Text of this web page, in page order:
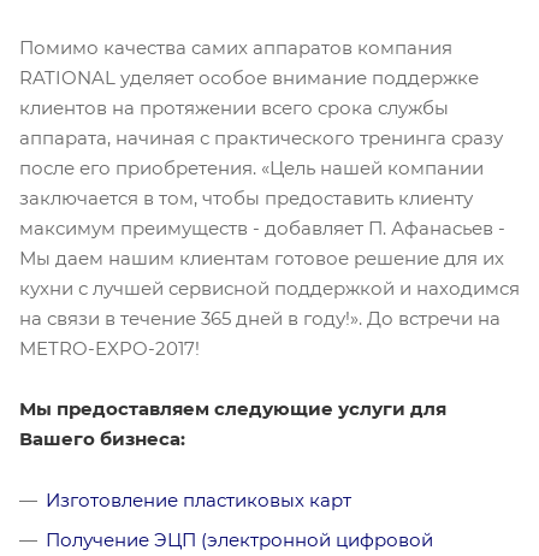
Помимо качества самих аппаратов компания
RATIONAL уделяет особое внимание поддержке
клиентов на протяжении всего срока службы
аппарата, начиная с практического тренинга сразу
после его приобретения. «Цель нашей компании
заключается в том, чтобы предоставить клиенту
максимум преимуществ - добавляет П. Афанасьев -
Мы даем нашим клиентам готовое решение для их
кухни с лучшей сервисной поддержкой и находимся
на связи в течение 365 дней в году!». До встречи на
METRO-EXPO-2017!
Мы предоставляем следующие услуги для
Вашего бизнеса:
Изготовление пластиковых карт
Получение ЭЦП (электронной цифровой